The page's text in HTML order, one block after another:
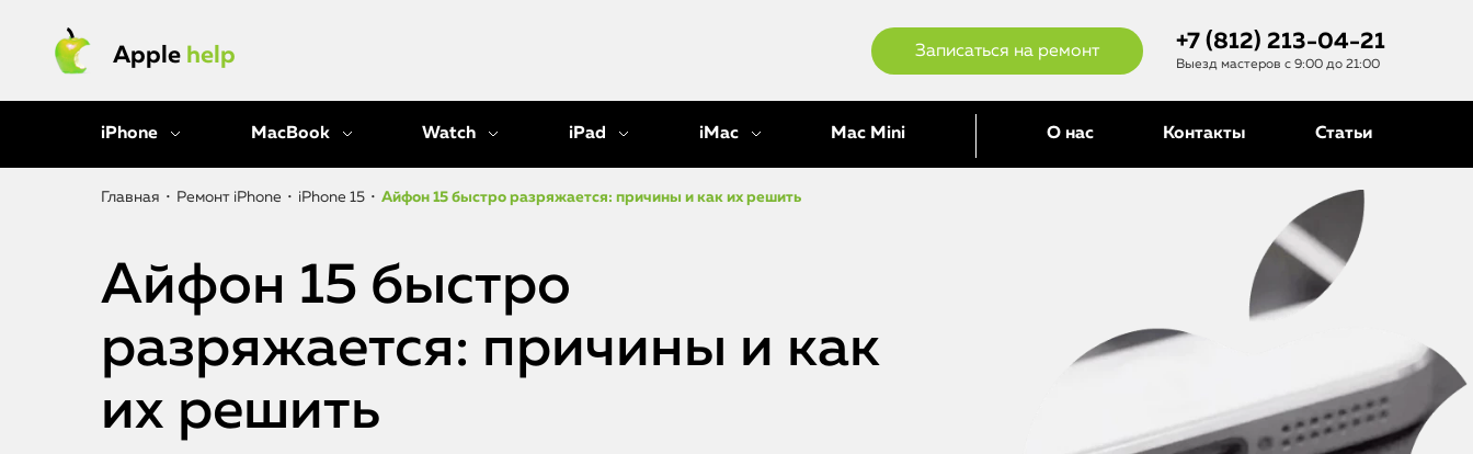
Apple help Записаться на ремонт +7 (812) 213-04-21
Выезд мастеров с 9:00 до 21:00
iPhone MacBook Watch iPad iMac Mac Mini О нас Контакты Статьи
Главная • Ремонт iPhone • iPhone 15 • Айфон 15 быстро разряжается: причины и как их решить
Айфон 15 быстро
разряжается: причины и как
их решить